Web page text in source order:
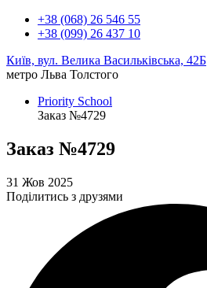
+38 (068) 26 546 55
+38 (099) 26 437 10
Київ, вул. Велика Васильківська, 42Б
метро Льва Толстого
Priority School
Заказ №4729
Заказ №4729
31 Жов 2025
Поділитись з друзями